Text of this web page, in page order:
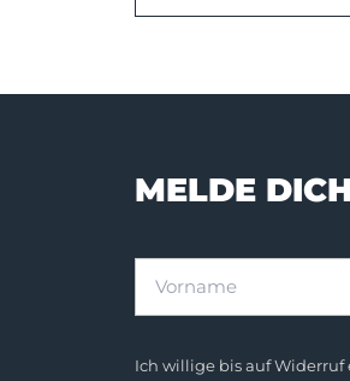
MELDE
Ich willige bis auf